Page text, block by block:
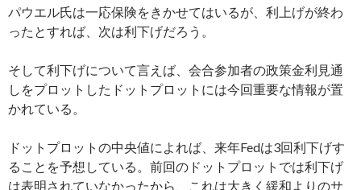
パウエル氏は一応保険をきかせてはいるが、利上げが終わ
ったとすれば、次は利下げだろう。
そして利下げについて言えば、会合参加者の政策金利見通
しをプロットしたドットプロットには今回重要な情報が置
かれている。
ドットプロットの中央値によれば、来年Fedは3回利下げす
ることを予想している。前回のドットプロットでは利下げ
は表明されていなかったから、これは大きく緩和よりのサ